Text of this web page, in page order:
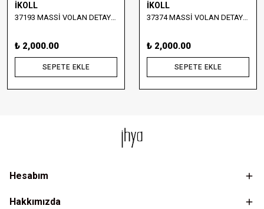
İKOLL
37193 MASSİ VOLAN DETAYLI BLUZ VE ETEK TAKIM
₺ 2,000.00
SEPETE EKLE
İKOLL
37374 MASSİ VOLAN DETAYLI BLUZ VE UZUN ETEK TAKIM
₺ 2,000.00
SEPETE EKLE
Hesabım
Hakkımızda